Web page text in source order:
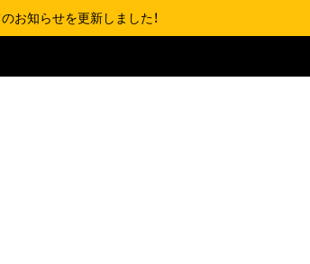
お知らせを更新しました！